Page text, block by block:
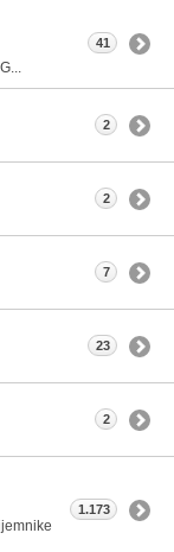
41
2
2
7
23
2
1.173